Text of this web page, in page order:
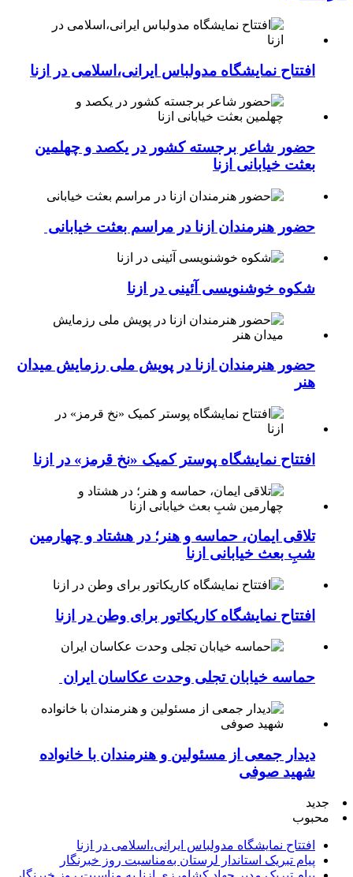
افتتاح نمایشگاه مدولباس ایرانی،اسلامی در ازنا
حضور شاعر برجسته کشور در یکصد و چهلمین
بعثت خیابانی ازنا
حضور هنرمندان ازنا در مراسم بعثت خیابانی
شکوه خوشنویسی آئینی در ازنا
حضور هنرمندان ازنا در پویش ملی رزمایش میدان
هنر
افتتاح نمایشگاه پوستر کمیک «نخ قرمز» در ازنا
تلاقی ایمان، حماسه و هنر؛ در هشتاد و چهارمین
شبِ بعث خیابانی ازنا
افتتاح نمایشگاه کاریکاتور برای وطن در ازنا
حماسه خیابان تجلی وحدت عکاسان ایران
دیدار جمعی از مسئولین و هنرمندان با خانواده
شهید صوفی
جدید
محبوب
افتتاح نمایشگاه مدولباس ایرانی،اسلامی در ازنا
پیام تبریک استاندار لرستان به‌مناسبت روز خبرنگار